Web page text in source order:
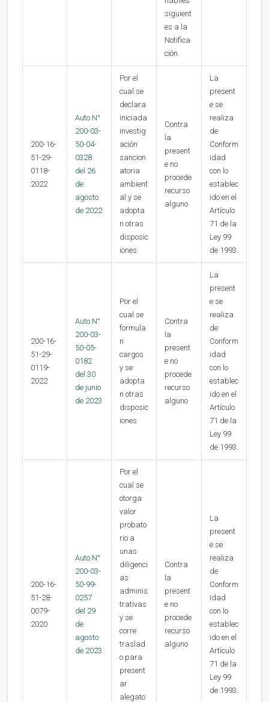
siguient
es a la
Notifica
ción.
200-16-
51-29-
0118-
2022
Auto N°
200-03-
50-04-
0328
del 26
de
agosto
de 2022
Por el
cual se
declara
iniciada
investig
ación
sancion
atoria
ambient
al y se
adopta
n otras
disposic
iones
Contra
la
present
e no
procede
recurso
alguno
La
present
e se
realiza
de
Conform
idad
con lo
establec
ido en el
Artículo
71 de la
Ley 99
de 1993.
200-16-
51-29-
0119-
2022
Auto N°
200-03-
50-05-
0182
del 30
de junio
de 2023
Por el
cual se
formula
n
cargos
y se
adopta
n otras
disposic
iones
Contra
la
present
e no
procede
recurso
alguno
La
present
e se
realiza
de
Conform
idad
con lo
establec
ido en el
Artículo
71 de la
Ley 99
de 1993.
200-16-
51-28-
0079-
2020
Auto N°
200-03-
50-99-
0257
del 29
de
agosto
de 2023
Por el
cual se
otorga
valor
probato
rio a
unas
diligenci
as
adminis
trativas
y se
corre
traslad
o para
present
ar
alegato
Contra
la
present
e no
procede
recurso
alguno
La
present
e se
realiza
de
Conform
idad
con lo
establec
ido en el
Artículo
71 de la
Ley 99
de 1993.